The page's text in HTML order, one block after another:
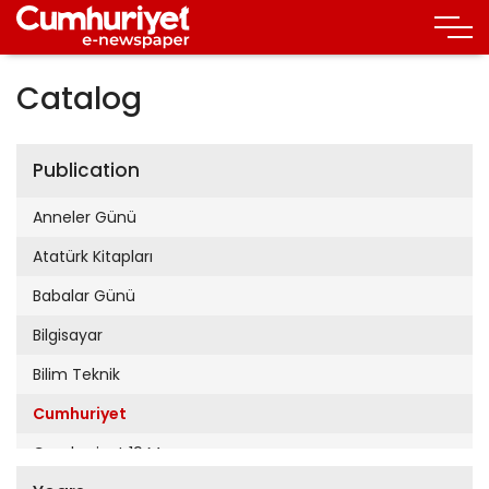
Catalog
Publication
Anneler Günü
Atatürk Kitapları
Babalar Günü
Bilgisayar
Bilim Teknik
Cumhuriyet
Cumhuriyet 19 Mayıs